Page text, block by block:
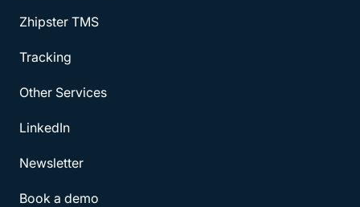
Zhipster TMS
Tracking
Other Services
LinkedIn
Newsletter
Book a demo